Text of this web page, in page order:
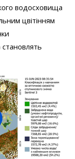
водосховища
цвітінням